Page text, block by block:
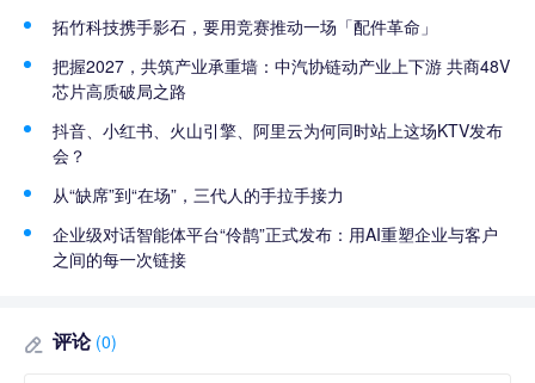
拓竹科技携手影石，要用竞赛推动一场「配件革命」
把握2027，共筑产业承重墙：中汽协链动产业上下游 共商48V
芯片高质破局之路
抖音、小红书、火山引擎、阿里云为何同时站上这场KTV发布
会？
从“缺席”到“在场”，三代人的手拉手接力
企业级对话智能体平台“伶鹊”正式发布：用AI重塑企业与客户
之间的每一次链接
评论 (0)